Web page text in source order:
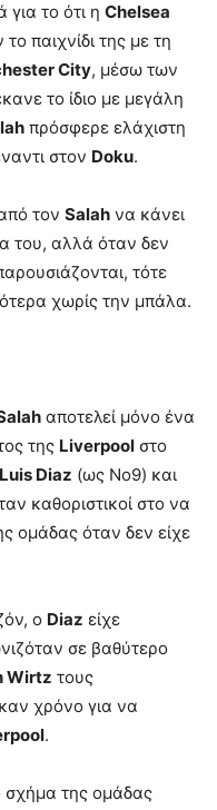
για το ότι η Chelsea
παιχνίδι της με τη
City, μέσω των
το ίδιο με μεγάλη
πρόσφερε ελάχιστη
στον Doku.
τον Salah να κάνει
του, αλλά όταν δεν
τότε
χωρίς την μπάλα.
αποτελεί μόνο ένα
της Liverpool στο
Luis Diaz (ως Νο9) και
καθοριστικοί στο να
ομάδας όταν δεν είχε
ο Diaz είχε
σε βαθύτερο
Wirtz τους
χρόνο για να
.
σχήμα της ομάδας